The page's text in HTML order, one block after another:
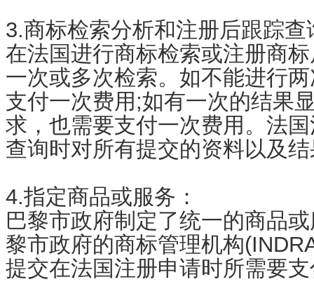
3.商标检索分析和注册后跟踪查
在法国进行商标检索或注册商
一次或多次检索。如不能进行
支付一次费用;如有一次的结果
求，也需要支付一次费用。法
查询时对所有提交的资料以及
4.指定商品或服务：
巴黎市政府制定了统一的商品
黎市政府的商标管理机构
提交在法国注册申请时所需要